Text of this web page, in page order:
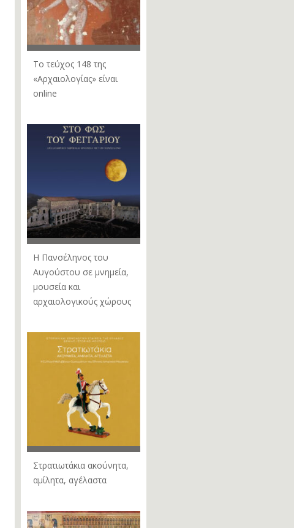
Το τεύχος 148 της
«Αρχαιολογίας» είναι
online
Η Πανσέληνος του
Αυγούστου σε μνημεία,
μουσεία και
αρχαιολογικούς χώρους
Στρατιωτάκια ακούνητα,
αμίλητα, αγέλαστα